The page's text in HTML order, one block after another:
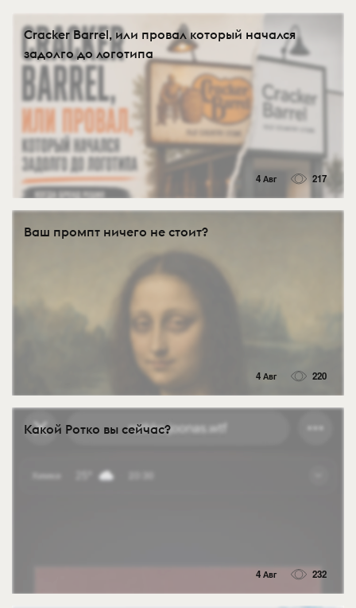
Cracker Barrel, или провал который начался
задолго до логотипа
4 Авг 217
Ваш промпт ничего не стоит?
4 Авг 220
Какой Ротко вы сейчас?
4 Авг 232